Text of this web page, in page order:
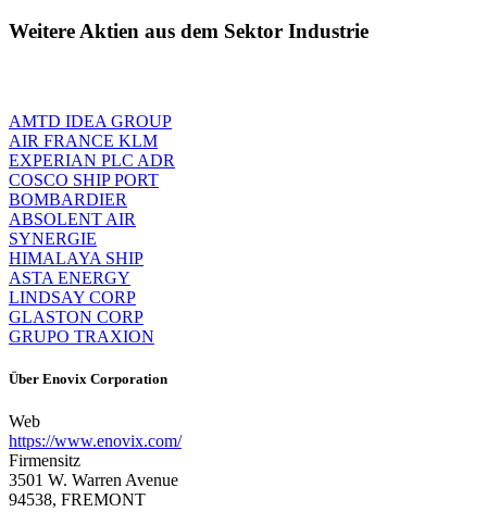
Weitere Aktien aus dem Sektor Industrie
AMTD IDEA GROUP
AIR FRANCE KLM
EXPERIAN PLC ADR
COSCO SHIP PORT
BOMBARDIER
ABSOLENT AIR
SYNERGIE
HIMALAYA SHIP
ASTA ENERGY
LINDSAY CORP
GLASTON CORP
GRUPO TRAXION
Über Enovix Corporation
Web
https://www.enovix.com/
Firmensitz
3501 W. Warren Avenue
94538, FREMONT